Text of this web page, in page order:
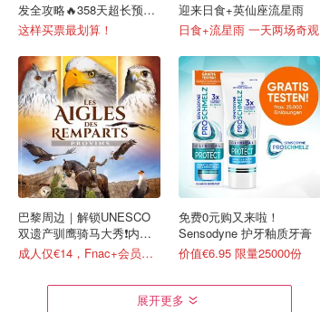
发全攻略🔥358天超长预订
+免费改签
这样买票最划算！
巴黎周边｜解锁UNESCO
双遗产驯鹰骑马大秀❗️内附
攻略
成人仅€14，Fnac+会员还有折！
迎来日食+英仙座流星雨
日食+流星雨 一天两场奇观
免费0元购又来啦！
Sensodyne 护牙釉质牙膏
价值€6.95 限量25000份
展开更多